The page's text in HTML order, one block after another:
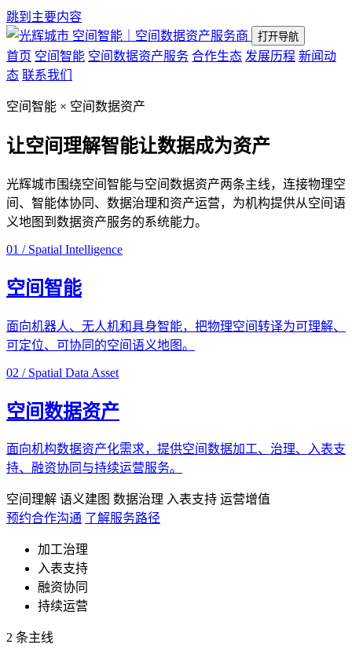
跳到主要内容
空间智能｜空间数据资产服务商
打开导航
首页 空间智能 空间数据资产服务 合作生态 发展历程 新闻动
态 联系我们
空间智能 × 空间数据资产
让空间理解智能让数据成为资产
光辉城市围绕空间智能与空间数据资产两条主线，连接物理空
间、智能体协同、数据治理和资产运营，为机构提供从空间语
义地图到数据资产服务的系统能力。
01 / Spatial Intelligence
空间智能
面向机器人、无人机和具身智能，把物理空间转译为可理解、
可定位、可协同的空间语义地图。
02 / Spatial Data Asset
空间数据资产
面向机构数据资产化需求，提供空间数据加工、治理、入表支
持、融资协同与持续运营服务。
空间理解 语义建图 数据治理 入表支持 运营增值
预约合作沟通 了解服务路径
加工治理
入表支持
融资协同
持续运营
2 条主线